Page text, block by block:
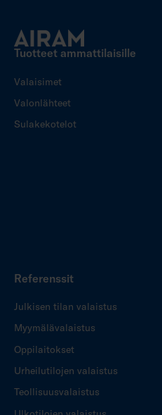
Tuotteet ammattilaisille
Valaisimet
Valonlähteet
Sulakekotelot
Referenssit
Julkisen tilan valaistus
Myymälävalaistus
Oppilaitokset
Urheilutilojen valaistus
Teollisuusvalaistus